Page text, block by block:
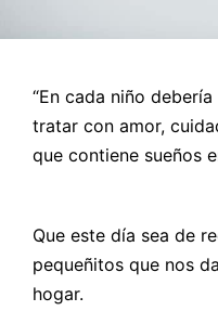
“En cada niño
tratar con amor,
que contiene sueños
Que este día sea de
pequeñitos que nos
hogar.